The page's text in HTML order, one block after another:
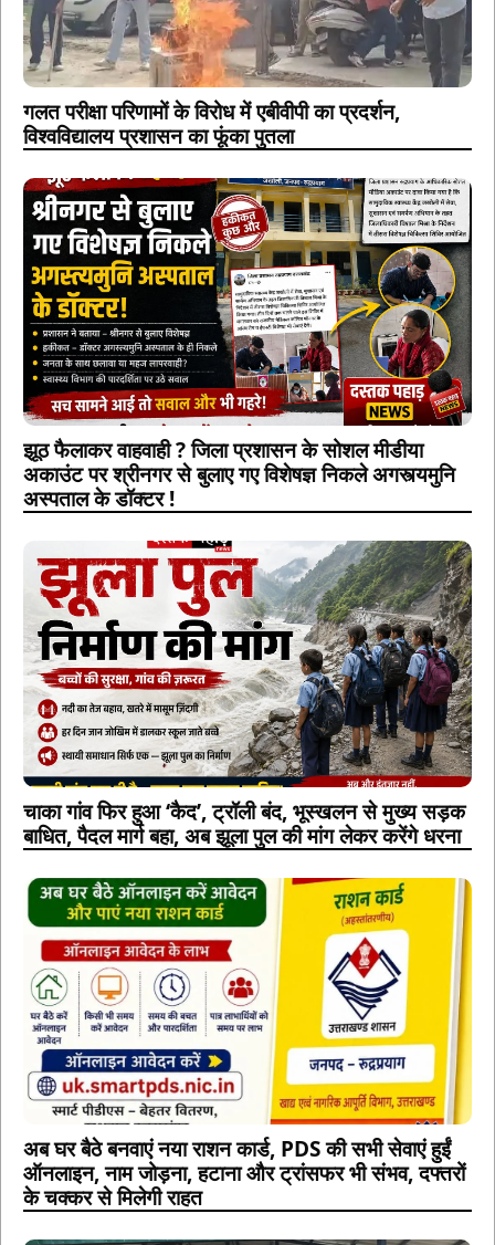
गलत परीक्षा परिणामों के विरोध में एबीवीपी का प्रदर्शन,
विश्वविद्यालय प्रशासन का फूंका पुतला
झूठ फैलाकर वाहवाही ? जिला प्रशासन के सोशल मीडीया
अकाउंट पर श्रीनगर से बुलाए गए विशेषज्ञ निकले अगस्त्यमुनि
अस्पताल के डॉक्टर !
चाका गांव फिर हुआ ‘कैद’, ट्रॉली बंद, भूस्खलन से मुख्य सड़क
बाधित, पैदल मार्ग बहा, अब झूला पुल की मांग लेकर करेंगे धरना
अब घर बैठे बनवाएं नया राशन कार्ड, PDS की सभी सेवाएं हुईं
ऑनलाइन, नाम जोड़ना, हटाना और ट्रांसफर भी संभव, दफ्तरों
के चक्कर से मिलेगी राहत